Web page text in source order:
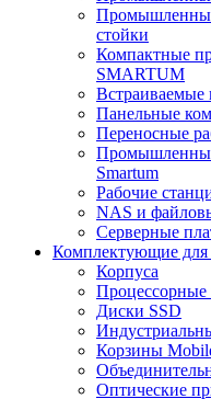
стойки
Компактные
SMARTUM
Встраиваемые
Панельные
Переносные
Smartum
Рабочие
NAS и
Серверные
Комплектующие
Корпуса
Процессорные
Диски SSD
Корзины
Оптические